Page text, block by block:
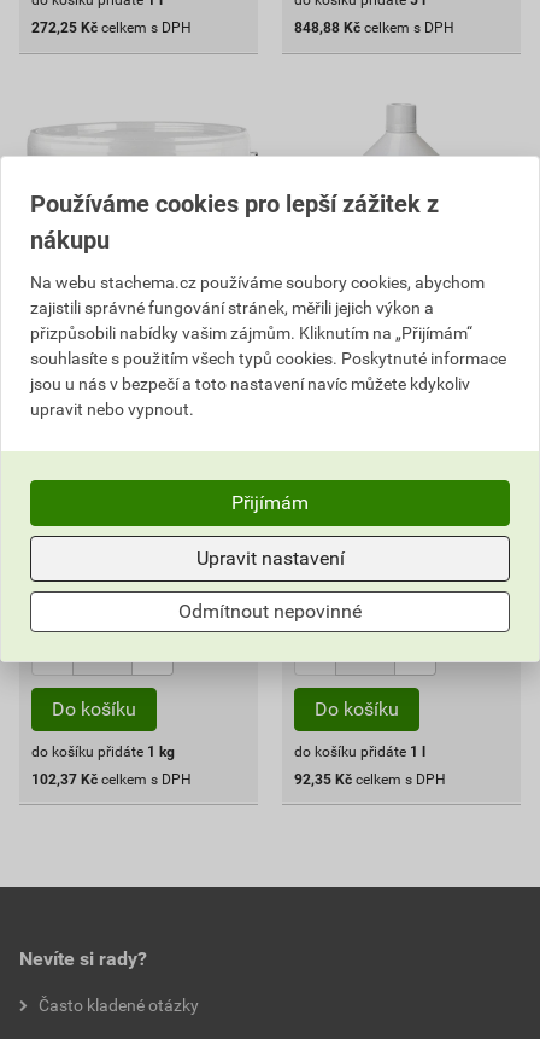
272,25 Kč celkem s DPH
848,88 Kč celkem s DPH
PZ260 Jemnozrnný bílý
základní nátěr 1 kg
102
cena za kg s DPH
113,74 Kč
cena za ks s DPH
Vyberte si prodejnu
Skladem v (1) prodejnách
Do košíku
do košíku přidáte 1 kg
102,37 Kč celkem s DPH
PZ200 Penetrace pod
akrylátové barvy 1 l
cena za l s DPH
102,61 Kč
92
cena za ks s DPH
Vyberte si prodejnu
Skladem v (1) prodejnách
Do košíku
do košíku přidáte 1 l
92,35 Kč celkem s DPH
Nevíte si rady?
Často kladené otázky
Používáme cookies pro lepší zážitek z
nákupu
Na webu stachema.cz používáme soubory cookies, abychom
zajistili správné fungování stránek, měřili jejich výkon a
přizpůsobili nabídky vašim zájmům. Kliknutím na „Přijímám“
souhlasíte s použitím všech typů cookies. Poskytnuté informace
jsou u nás v bezpečí a toto nastavení navíc můžete kdykoliv
upravit nebo vypnout.
Přijímám
Upravit nastavení
Odmítnout nepovinné